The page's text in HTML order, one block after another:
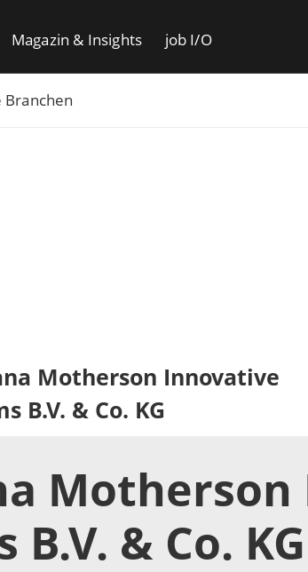
Branchen
Magazin & Insights job I/O
Motherson Innovative
B.V. & Co. KG
& Co. KG